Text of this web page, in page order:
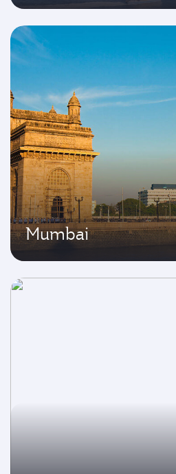
Mumbai